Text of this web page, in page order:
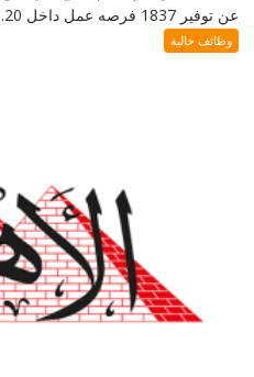
عن توفير 1837 فرصه عمل داخل 20...
وظائف خالية